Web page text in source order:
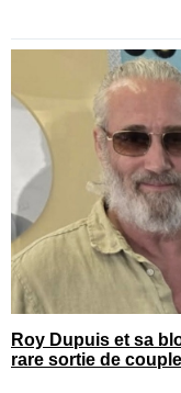
Roy Dupuis et sa
rare sortie de